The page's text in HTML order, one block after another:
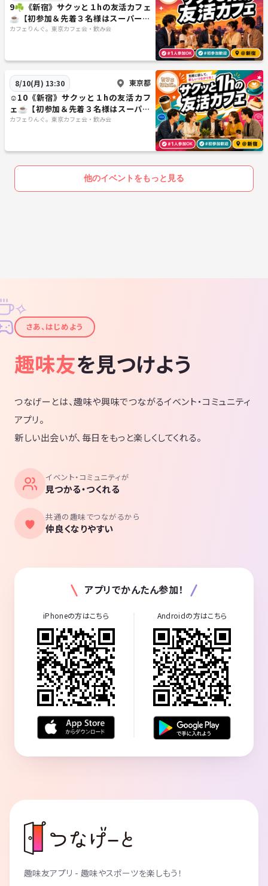
9☘️《新宿》サクッと１hの友活カフェ
☕️【初参加＆先着３名様はスーパー割
引】素敵な1日は素敵な出会いから✨
カフェりんぐ。東京カフェ会・飲み会
8/10(月) 13:30 東京都
☺️10《新宿》サクッと１hの友活カフ
ェ☕️【初参加＆先着３名様はスーパー
割引】素敵な1日は素敵な出会いから
カフェりんぐ。東京カフェ会・飲み会
他のイベントをもっと見る
✦
✧
さあ、はじめよう
趣味友を見つけよう
つなげーとは、趣味や興味でつながるイベント・コミュニティ
アプリ。
新しい出会いが、毎日をもっと楽しくしてくれる。
イベント・コミュニティが
見つかる・つくれる
共通の趣味でつながるから
仲良くなりやすい
アプリでかんたん参加！
iPhoneの方はこちら Androidの方はこちら
趣味友アプリ - 趣味やスポーツを楽しもう！